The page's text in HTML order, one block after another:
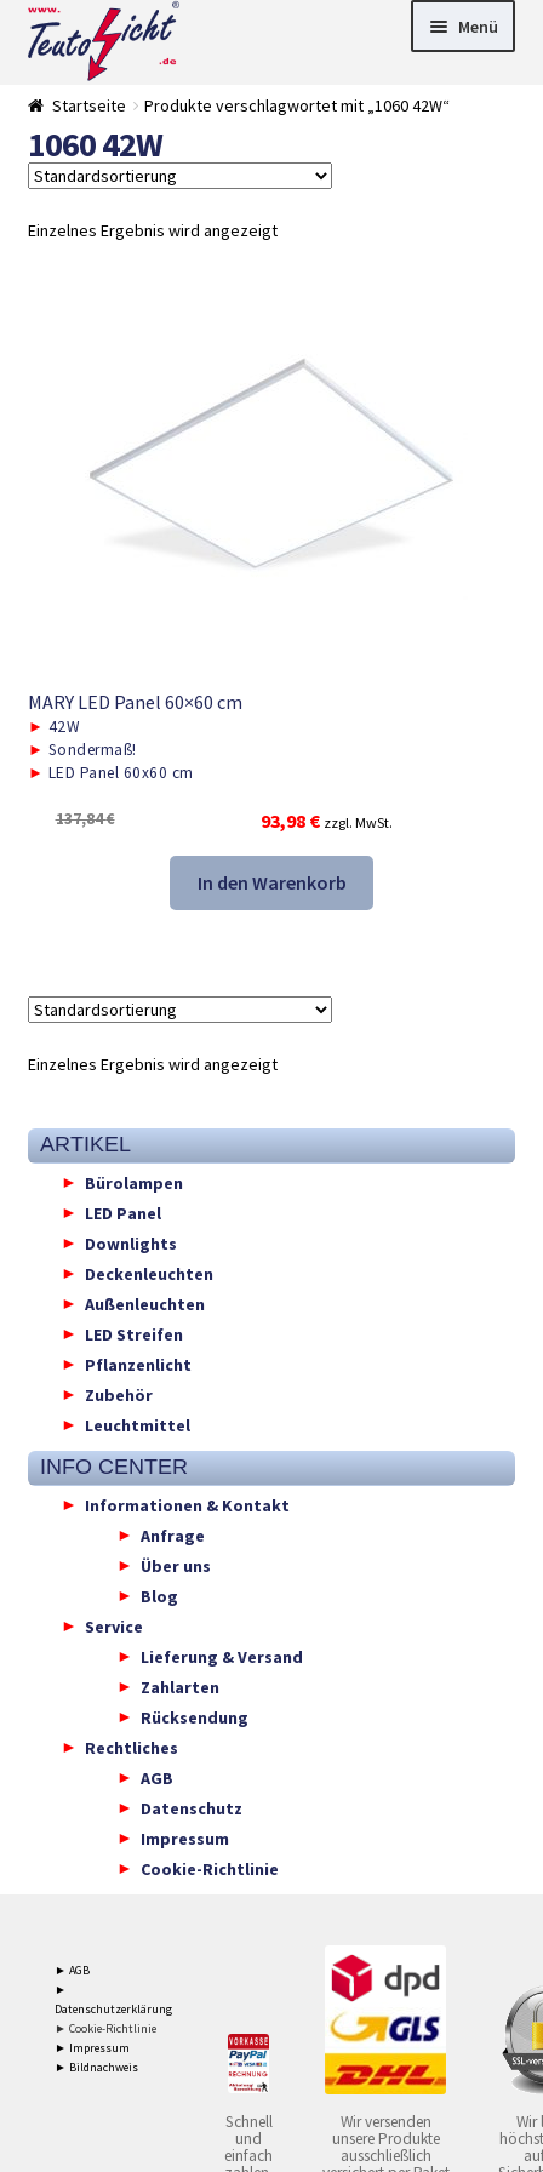
Zur
Navigation
springen
Springe
zum
Menü
►
Startseite Produkte verschlagwortet mit „1060 42W“
1060 42W
Einzelnes Ergebnis wird angezeigt
MARY LED Panel 60×60 cm
► 42W
► Sondermaß!
► LED Panel 60x60 cm
137,84€
Ursprünglicher
Preis
war:
137,84 €
93,98 €Aktueller
Preis
ist:
93,98 €.
zzgl. MwSt.
In den Warenkorb
Einzelnes Ergebnis wird angezeigt
ARTIKEL
Bürolampen
LED Panel
Downlights
Deckenleuchten
Außenleuchten
LED Streifen
Pflanzenlicht
Zubehör
Leuchtmittel
INFO CENTER
Informationen & Kontakt
Anfrage
Über uns
Blog
Service
Lieferung & Versand
Zahlarten
Rücksendung
Rechtliches
AGB
Datenschutz
Impressum
Cookie-Richtlinie
► AGB
►
Datenschutzerklärung
► Cookie-Richtlinie
► Impressum
► Bildnachweis
Schnell
und
einfach
Wir versenden
unsere Produkte
ausschließlich
Wir